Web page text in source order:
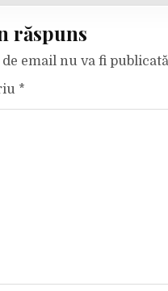
răspuns
email nu va fi
*